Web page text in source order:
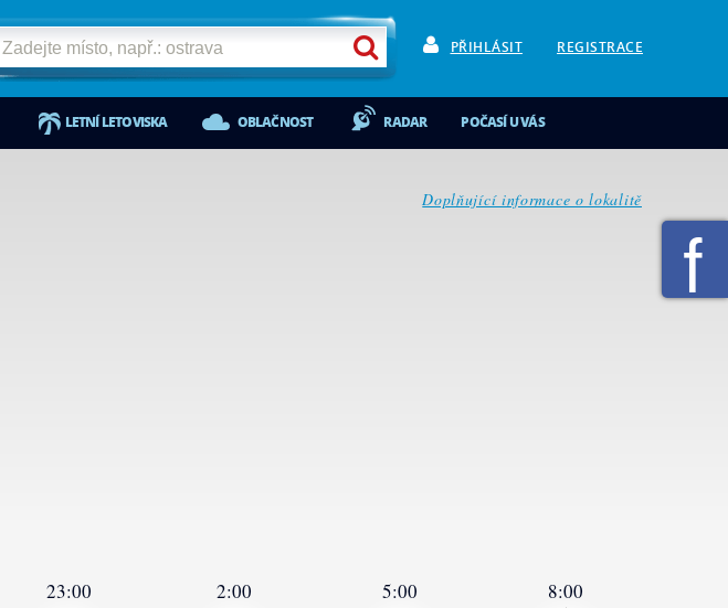
PŘIHLÁSIT REGISTRACE
LETNÍ LETOVISKA OBLAČNOST RADAR POČASÍ U VÁS
Doplňující informace o lokalitě
23:00 2:00 5:00 8:00